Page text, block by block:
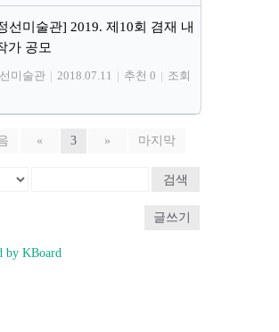
선미술관] 2019. 제10회 겸재 내
가 공모
미술관 | 2018.07.11 | 추천 0 | 조회
« 3 » 마지막
검색
글쓰기
by KBoard